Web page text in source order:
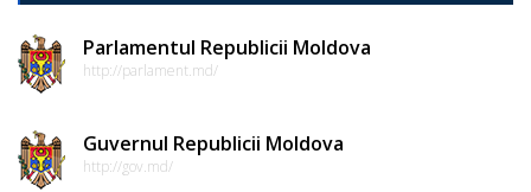
Parlamentul Republicii Moldova
http://parlament.md/
Guvernul Republicii Moldova
http://gov.md/